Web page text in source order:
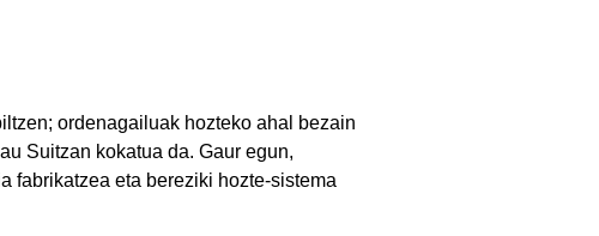
ordenagailuak hozteko ahal bezain
Suitzan kokatua da. Gaur egun,
fabrikatzea eta bereziki hozte-sistema